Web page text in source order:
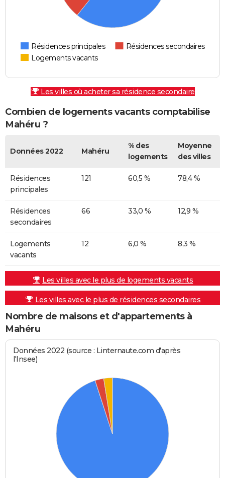
Résidences principales
Résidences secondaires
Logements vacants
Les villes où acheter sa résidence secondaire
Combien de logements vacants comptabilise
Mahéru ?
Données 2022 Mahéru
% des
logements
Moyenne
des villes
Résidences
principales
121 60,5 % 78,4 %
Résidences
secondaires
66 33,0 % 12,9 %
Logements
vacants
12 6,0 % 8,3 %
Les villes avec le plus de logements vacants
Les villes avec le plus de résidences secondaires
Nombre de maisons et d'appartements à
Mahéru
Données 2022 (source : Linternaute.com d'après
l'Insee)